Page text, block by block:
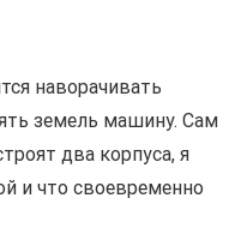
наворачивать
земель машину. Сам
два корпуса, я
и что своевременно